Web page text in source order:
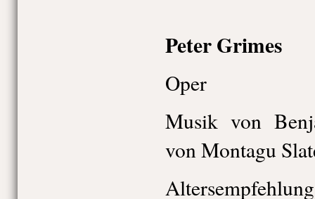
Peter Grimes
Oper
Musik von
von Montagu